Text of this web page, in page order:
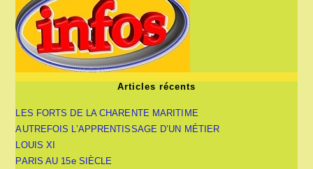
Articles récents
LES FORTS DE LA CHARENTE MARITIME
AUTREFOIS L’APPRENTISSAGE D’UN MÉTIER
LOUIS XI
PARIS AU 15e SIÈCLE